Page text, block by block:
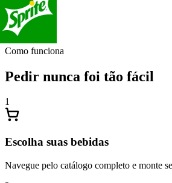
Como funciona
Pedir nunca foi tão fácil
1
Escolha suas bebidas
Navegue pelo catálogo completo e monte